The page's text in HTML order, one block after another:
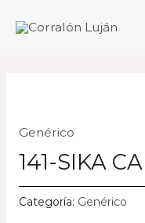
Genérico
141-SIKA
Categoría: Genérico